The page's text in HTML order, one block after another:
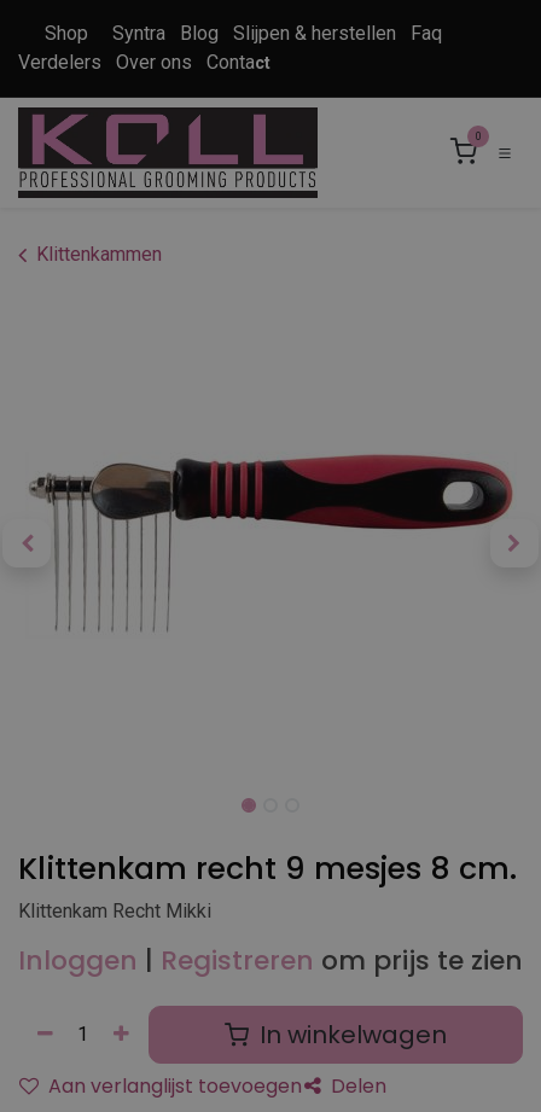
Shop Syntra Blog Slijpen & herstellen
Faq
Verdelers
Over ons Contact
0
Klittenkammen
Klittenkam recht 9 mesjes 8 cm.
Klittenkam Recht Mikki
Inloggen | Registreren om prijs te zien
In winkelwagen
Aan verlanglijst toevoegen Delen